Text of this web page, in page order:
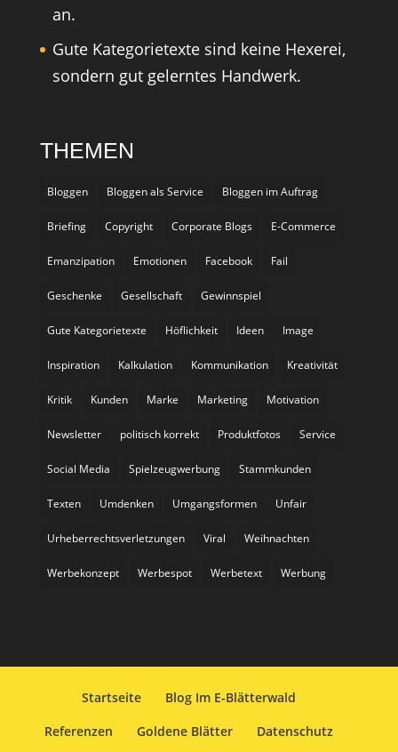
an.
Gute Kategorietexte sind keine Hexerei,
sondern gut gelerntes Handwerk.
THEMEN
Bloggen Bloggen als Service Bloggen im Auftrag
Briefing Copyright Corporate Blogs E-Commerce
Emanzipation Emotionen Facebook Fail
Geschenke Gesellschaft Gewinnspiel
Gute Kategorietexte Höflichkeit Ideen Image
Inspiration Kalkulation Kommunikation Kreativität
Kritik Kunden Marke Marketing Motivation
Newsletter politisch korrekt Produktfotos Service
Social Media Spielzeugwerbung Stammkunden
Texten Umdenken Umgangsformen Unfair
Urheberrechtsverletzungen Viral Weihnachten
Werbekonzept Werbespot Werbetext Werbung
Startseite
Blog Im E-Blätterwald
Referenzen
Goldene Blätter Datenschutz